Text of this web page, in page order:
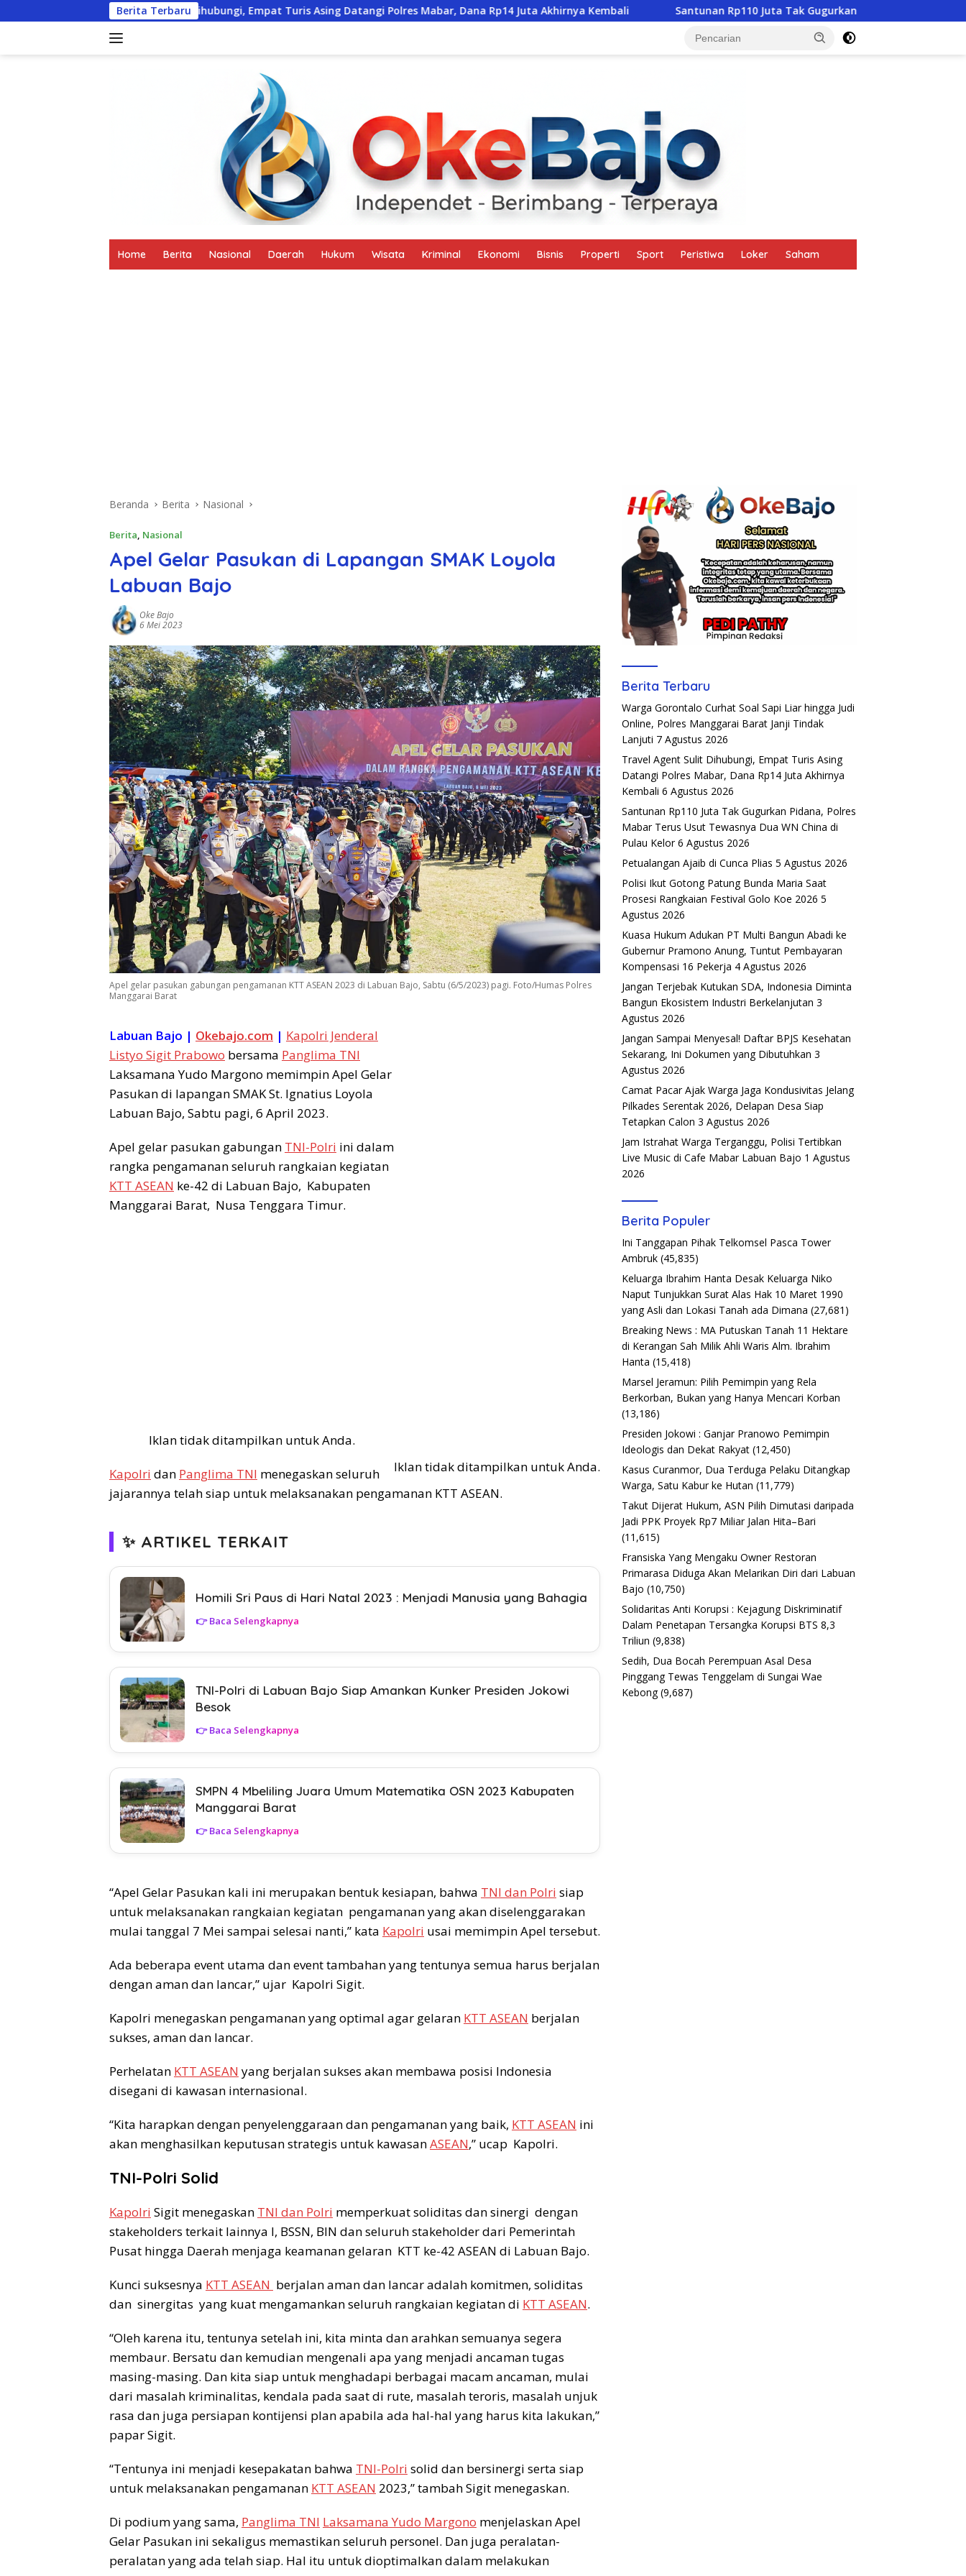
ke
Berita Terbaru
Agent Sulit Dihubungi, Empat Turis Asing Datangi Polres Mabar, Dana Rp14 Juta Akhirnya Kembali Santunan Rp110 Juta Tak Gugurkan Pidana, Polres Mabar Terus Usut
Home Berita Nasional Daerah Hukum Wisata Kriminal Ekonomi Bisnis Properti Sport Peristiwa Loker Saham
Beranda Berita Nasional
Berita, Nasional
Apel Gelar Pasukan di Lapangan SMAK Loyola
Labuan Bajo
Oke Bajo
6 Mei 2023
Apel gelar pasukan gabungan pengamanan KTT ASEAN 2023 di Labuan Bajo, Sabtu (6/5/2023) pagi. Foto/Humas Polres
Manggarai Barat
Iklan tidak ditampilkan untuk Anda.
Labuan Bajo | Okebajo.com | Kapolri Jenderal
Listyo Sigit Prabowo bersama Panglima TNI
Laksamana Yudo Margono memimpin Apel Gelar
Pasukan di lapangan SMAK St. Ignatius Loyola
Labuan Bajo, Sabtu pagi, 6 April 2023.
Apel gelar pasukan gabungan TNI-Polri ini dalam
rangka pengamanan seluruh rangkaian kegiatan
KTT ASEAN ke-42 di Labuan Bajo, Kabupaten
Manggarai Barat, Nusa Tenggara Timur.
Iklan tidak ditampilkan untuk Anda.
Kapolri dan Panglima TNI menegaskan seluruh
jajarannya telah siap untuk melaksanakan pengamanan KTT ASEAN.
✨ ARTIKEL TERKAIT
Homili Sri Paus di Hari Natal 2023 : Menjadi Manusia yang Bahagia
👉 Baca Selengkapnya
TNI-Polri di Labuan Bajo Siap Amankan Kunker Presiden Jokowi
Besok
👉 Baca Selengkapnya
SMPN 4 Mbeliling Juara Umum Matematika OSN 2023 Kabupaten
Manggarai Barat
👉 Baca Selengkapnya
“Apel Gelar Pasukan kali ini merupakan bentuk kesiapan, bahwa TNI dan Polri siap
untuk melaksanakan rangkaian kegiatan pengamanan yang akan diselenggarakan
mulai tanggal 7 Mei sampai selesai nanti,” kata Kapolri usai memimpin Apel tersebut.
Ada beberapa event utama dan event tambahan yang tentunya semua harus berjalan
dengan aman dan lancar,” ujar Kapolri Sigit.
Kapolri menegaskan pengamanan yang optimal agar gelaran KTT ASEAN berjalan
sukses, aman dan lancar.
Perhelatan KTT ASEAN yang berjalan sukses akan membawa posisi Indonesia
disegani di kawasan internasional.
“Kita harapkan dengan penyelenggaraan dan pengamanan yang baik, KTT ASEAN ini
akan menghasilkan keputusan strategis untuk kawasanASEAN,” ucap Kapolri.
TNI-Polri Solid
Kapolri Sigit menegaskan TNI dan Polri memperkuat soliditas dan sinergi dengan
stakeholders terkait lainnya l, BSSN, BIN dan seluruh stakeholder dari Pemerintah
Pusat hingga Daerah menjaga keamanan gelaran KTT ke-42 ASEAN di Labuan Bajo.
Kunci suksesnya KTT ASEAN berjalan aman dan lancar adalah komitmen, soliditas
dan sinergitas yang kuat mengamankan seluruh rangkaian kegiatan di KTT ASEAN.
“Oleh karena itu, tentunya setelah ini, kita minta dan arahkan semuanya segera
membaur. Bersatu dan kemudian mengenali apa yang menjadi ancaman tugas
masing-masing. Dan kita siap untuk menghadapi berbagai macam ancaman, mulai
dari masalah kriminalitas, kendala pada saat di rute, masalah teroris, masalah unjuk
rasa dan juga persiapan kontijensi plan apabila ada hal-hal yang harus kita lakukan,”
papar Sigit.
“Tentunya ini menjadi kesepakatan bahwa TNI-Polri solid dan bersinergi serta siap
untuk melaksanakan pengamanan KTT ASEAN 2023,” tambah Sigit menegaskan.
Di podium yang sama, Panglima TNI Laksamana Yudo Margono menjelaskan Apel
Gelar Pasukan ini sekaligus memastikan seluruh personel. Dan juga peralatan-
peralatan yang ada telah siap. Hal itu untuk dioptimalkan dalam melakukan
Berita Terbaru
Warga Gorontalo Curhat Soal Sapi Liar hingga Judi
Online, Polres Manggarai Barat Janji Tindak
Lanjuti 7 Agustus 2026
Travel Agent Sulit Dihubungi, Empat Turis Asing
Datangi Polres Mabar, Dana Rp14 Juta Akhirnya
Kembali 6 Agustus 2026
Santunan Rp110 Juta Tak Gugurkan Pidana, Polres
Mabar Terus Usut Tewasnya Dua WN China di
Pulau Kelor 6 Agustus 2026
Petualangan Ajaib di Cunca Plias 5 Agustus 2026
Polisi Ikut Gotong Patung Bunda Maria Saat
Prosesi Rangkaian Festival Golo Koe 2026 5
Agustus 2026
Kuasa Hukum Adukan PT Multi Bangun Abadi ke
Gubernur Pramono Anung, Tuntut Pembayaran
Kompensasi 16 Pekerja 4 Agustus 2026
Jangan Terjebak Kutukan SDA, Indonesia Diminta
Bangun Ekosistem Industri Berkelanjutan 3
Agustus 2026
Jangan Sampai Menyesal! Daftar BPJS Kesehatan
Sekarang, Ini Dokumen yang Dibutuhkan 3
Agustus 2026
Camat Pacar Ajak Warga Jaga Kondusivitas Jelang
Pilkades Serentak 2026, Delapan Desa Siap
Tetapkan Calon 3 Agustus 2026
Jam Istrahat Warga Terganggu, Polisi Tertibkan
Live Music di Cafe Mabar Labuan Bajo 1 Agustus
2026
Berita Populer
Ini Tanggapan Pihak Telkomsel Pasca Tower
Ambruk (45,835)
Keluarga Ibrahim Hanta Desak Keluarga Niko
Naput Tunjukkan Surat Alas Hak 10 Maret 1990
yang Asli dan Lokasi Tanah ada Dimana (27,681)
Breaking News : MA Putuskan Tanah 11 Hektare
di Kerangan Sah Milik Ahli Waris Alm. Ibrahim
Hanta (15,418)
Marsel Jeramun: Pilih Pemimpin yang Rela
Berkorban, Bukan yang Hanya Mencari Korban
(13,186)
Presiden Jokowi : Ganjar Pranowo Pemimpin
Ideologis dan Dekat Rakyat (12,450)
Kasus Curanmor, Dua Terduga Pelaku Ditangkap
Warga, Satu Kabur ke Hutan (11,779)
Takut Dijerat Hukum, ASN Pilih Dimutasi daripada
Jadi PPK Proyek Rp7 Miliar Jalan Hita–Bari
(11,615)
Fransiska Yang Mengaku Owner Restoran
Primarasa Diduga Akan Melarikan Diri dari Labuan
Bajo (10,750)
Solidaritas Anti Korupsi : Kejagung Diskriminatif
Dalam Penetapan Tersangka Korupsi BTS 8,3
Triliun (9,838)
Sedih, Dua Bocah Perempuan Asal Desa
Pinggang Tewas Tenggelam di Sungai Wae
Kebong (9,687)